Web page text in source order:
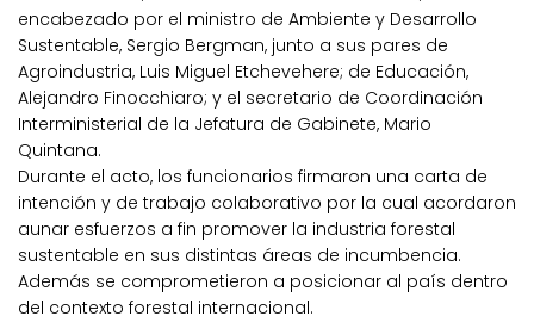
encabezado por el ministro de Ambiente y Desarrollo
Sustentable, Sergio Bergman, junto a sus pares de
Agroindustria, Luis Miguel Etchevehere; de Educación,
Alejandro Finocchiaro; y el secretario de Coordinación
Interministerial de la Jefatura de Gabinete, Mario
Quintana.
Durante el acto, los funcionarios firmaron una carta de
intención y de trabajo colaborativo por la cual acordaron
aunar esfuerzos a fin promover la industria forestal
sustentable en sus distintas áreas de incumbencia.
Además se comprometieron a posicionar al país dentro
del contexto forestal internacional.